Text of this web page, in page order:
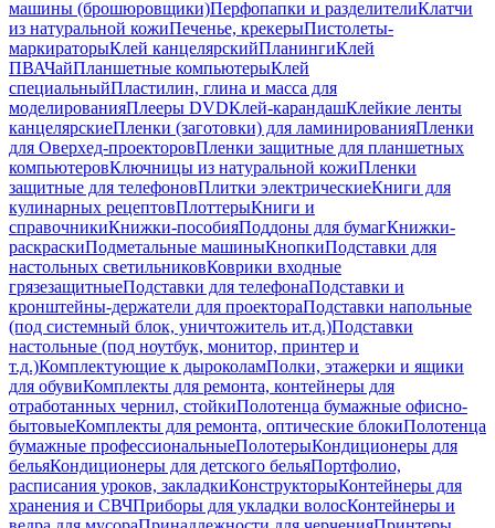
машины (брошюровщики)Перфопапки и разделителиКлатчи
из натуральной кожиПеченье, крекерыПистолеты-
маркираторыКлей канцелярскийПланингиКлей
ПВАЧайПланшетные компьютерыКлей
специальныйПластилин, глина и масса для
моделированияПлееры DVDКлей-карандашКлейкие ленты
канцелярскиеПленки (заготовки) для ламинированияПленки
для Оверхед-проекторовПленки защитные для планшетных
компьютеровКлючницы из натуральной кожиПленки
защитные для телефоновПлитки электрическиеКниги для
кулинарных рецептовПлоттерыКниги и
справочникиКнижки-пособияПоддоны для бумагКнижки-
раскраскиПодметальные машиныКнопкиПодставки для
настольных светильниковКоврики входные
грязезащитныеПодставки для телефонаПодставки и
кронштейны-держатели для проектораПодставки напольные
(под системный блок, уничтожитель ит.д.)Подставки
настольные (под ноутбук, монитор, принтер и
т.д.)Комплектующие к дыроколамПолки, этажерки и ящики
для обувиКомплекты для ремонта, контейнеры для
отработанных чернил, стойкиПолотенца бумажные офисно-
бытовыеКомплекты для ремонта, оптические блокиПолотенца
бумажные профессиональныеПолотерыКондиционеры для
бельяКондиционеры для детского бельяПортфолио,
расписания уроков, закладкиКонструкторыКонтейнеры для
хранения и СВЧПриборы для укладки волосКонтейнеры и